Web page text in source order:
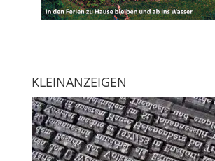
KLEINANZEIGEN